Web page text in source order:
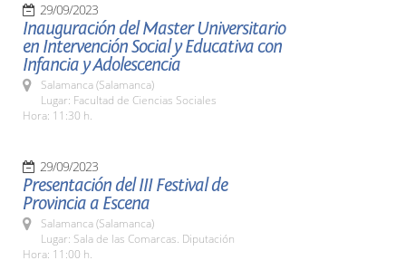
29/09/2023
Inauguración del Master Universitario
en Intervención Social y Educativa con
Infancia y Adolescencia
Salamanca (Salamanca)
Lugar: Facultad de Ciencias Sociales
Hora: 11:30 h.
29/09/2023
Presentación del III Festival de
Provincia a Escena
Salamanca (Salamanca)
Lugar: Sala de las Comarcas. Diputación
Hora: 11:00 h.